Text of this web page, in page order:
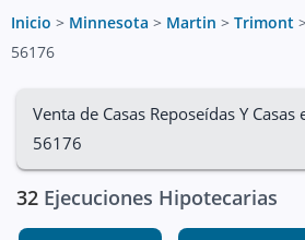
Inicio > Minnesota > Martin > Trimont
56176
Venta de Casas Reposeídas Y Casas
56176
32 Ejecuciones Hipotecarias